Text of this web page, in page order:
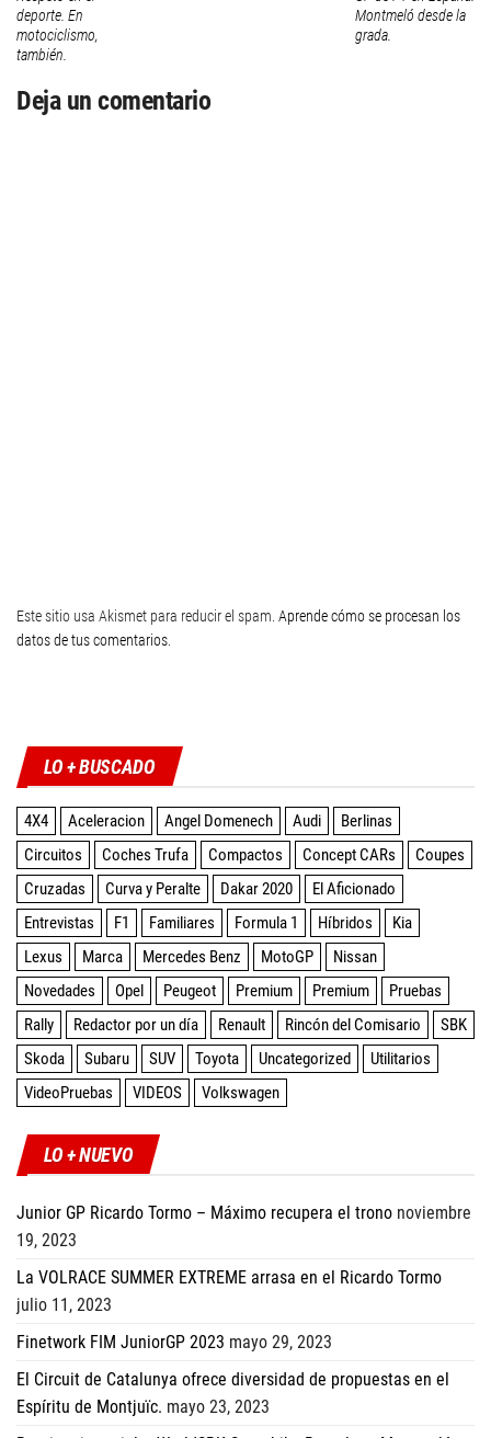
deporte. En
motociclismo,
también.
Montmeló desde la
grada.
Deja un comentario
Este sitio usa Akismet para reducir el spam. Aprende cómo se procesan los
datos de tus comentarios.
LO + BUSCADO
4X4 Aceleracion Angel Domenech Audi
Berlinas
Circuitos
Coches Trufa Compactos Concept CARs
Coupes
Cruzadas
Curva y Peralte Dakar 2020
El Aficionado
Entrevistas
F1 Familiares Formula 1 Híbridos
Kia
Lexus
Marca Mercedes Benz MotoGP
Nissan
Novedades
Opel Peugeot Premium Premium
Pruebas
Rally
Redactor por un día Renault Rincón del Comisario
SBK
Skoda
Subaru SUV Toyota Uncategorized
Utilitarios
VideoPruebas
VIDEOS Volkswagen
LO + NUEVO
Junior GP Ricardo Tormo – Máximo recupera el trono noviembre
19, 2023
La VOLRACE SUMMER EXTREME arrasa en el Ricardo Tormo
julio 11, 2023
Finetwork FIM JuniorGP 2023 mayo 29, 2023
El Circuit de Catalunya ofrece diversidad de propuestas en el
Espíritu de Montjuïc. mayo 23, 2023